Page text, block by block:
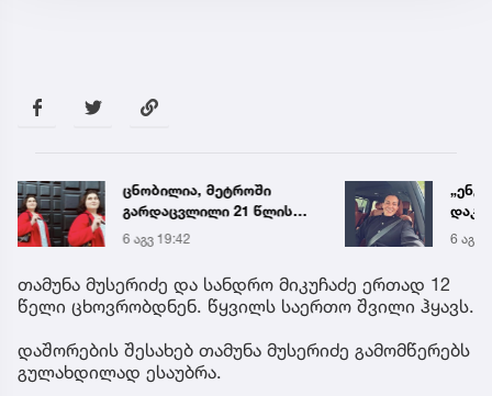
ცნობილია, მეტროში
გარდაცვლილი 21 წლის
მარიამ ტყემალაძის
ექსპერტიზის დასკვნა
6 აგვ 19:42 6 აგვ
თამუნა მუსერიძე და სანდრო მიკუჩაძე ერთად 12
წელი ცხოვრობდნენ. წყვილს საერთო შვილი ჰყავს.
დაშორების შესახებ თამუნა მუსერიძე გამომწერებს
გულახდილად ესაუბრა.